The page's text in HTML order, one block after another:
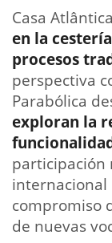
Casa
en la
procesos
perspectiva
Parabólica
exploran la
participación
internacional
compromiso
de nuevas